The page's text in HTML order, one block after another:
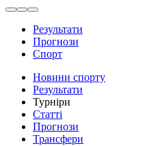
Результати
Прогнози
Спорт
Новини спорту
Результати
Турніри
Статті
Прогнози
Трансфери